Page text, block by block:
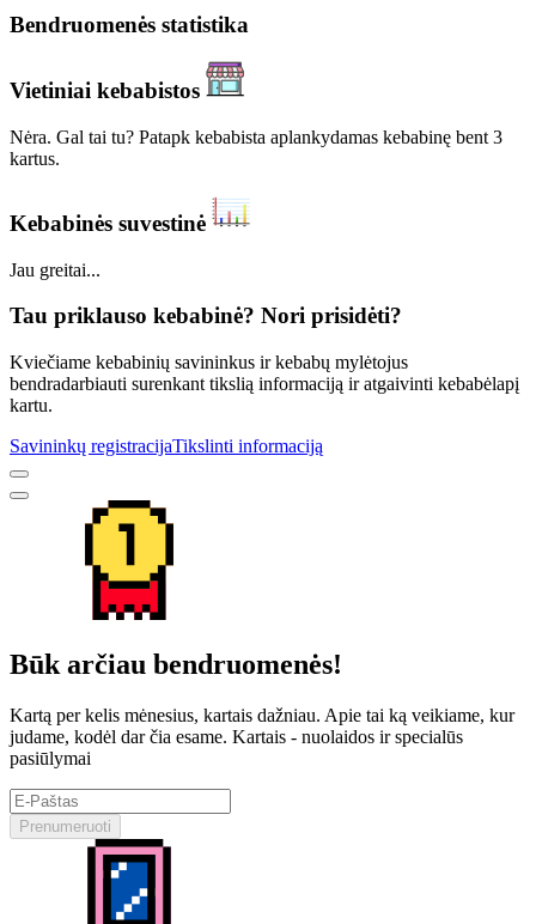
Bendruomenės statistika
Vietiniai kebabistos
Nėra. Gal tai tu? Patapk kebabista aplankydamas kebabinę bent 3
kartus.
Kebabinės suvestinė
Jau greitai...
Tau priklauso kebabinė? Nori prisidėti?
Kviečiame kebabinių savininkus ir kebabų mylėtojus
bendradarbiauti surenkant tikslią informaciją ir atgaivinti kebabėlapį
kartu.
Savininkų registracijaTikslinti informaciją
Būk arčiau bendruomenės!
Kartą per kelis mėnesius, kartais dažniau. Apie tai ką veikiame, kur
judame, kodėl dar čia esame. Kartais - nuolaidos ir specialūs
pasiūlymai
Prenumeruoti